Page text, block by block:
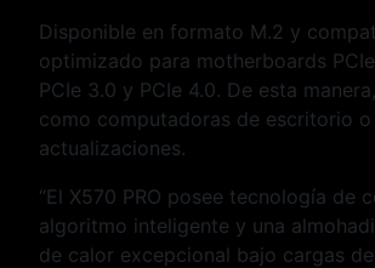
Disponible en formato M.2 y
optimizado para motherboards
PCIe 3.0 y PCIe 4.0. De esta
como computadoras de escritorio
actualizaciones.
“El X570 PRO posee tecnología
algoritmo inteligente y una
de calor excepcional bajo cargas